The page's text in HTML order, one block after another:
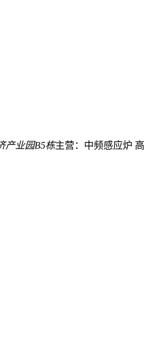
产业园B5栋主营：中频感应炉 高